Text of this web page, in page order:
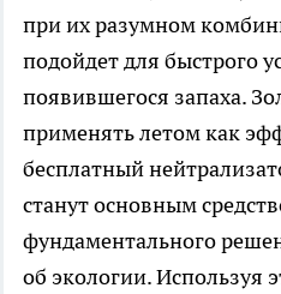
при их разумном
подойдет для быстрого
появившегося запаха.
применять летом как
бесплатный
станут основным
фундаментального
об экологии. Используя